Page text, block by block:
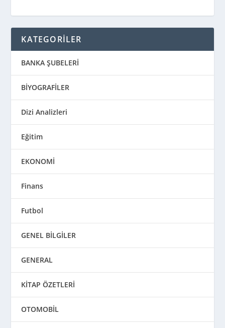
KATEGORİLER
BANKA ŞUBELERİ
BİYOGRAFİLER
Dizi Analizleri
Eğitim
EKONOMİ
Finans
Futbol
GENEL BİLGİLER
GENERAL
KİTAP ÖZETLERİ
OTOMOBİL